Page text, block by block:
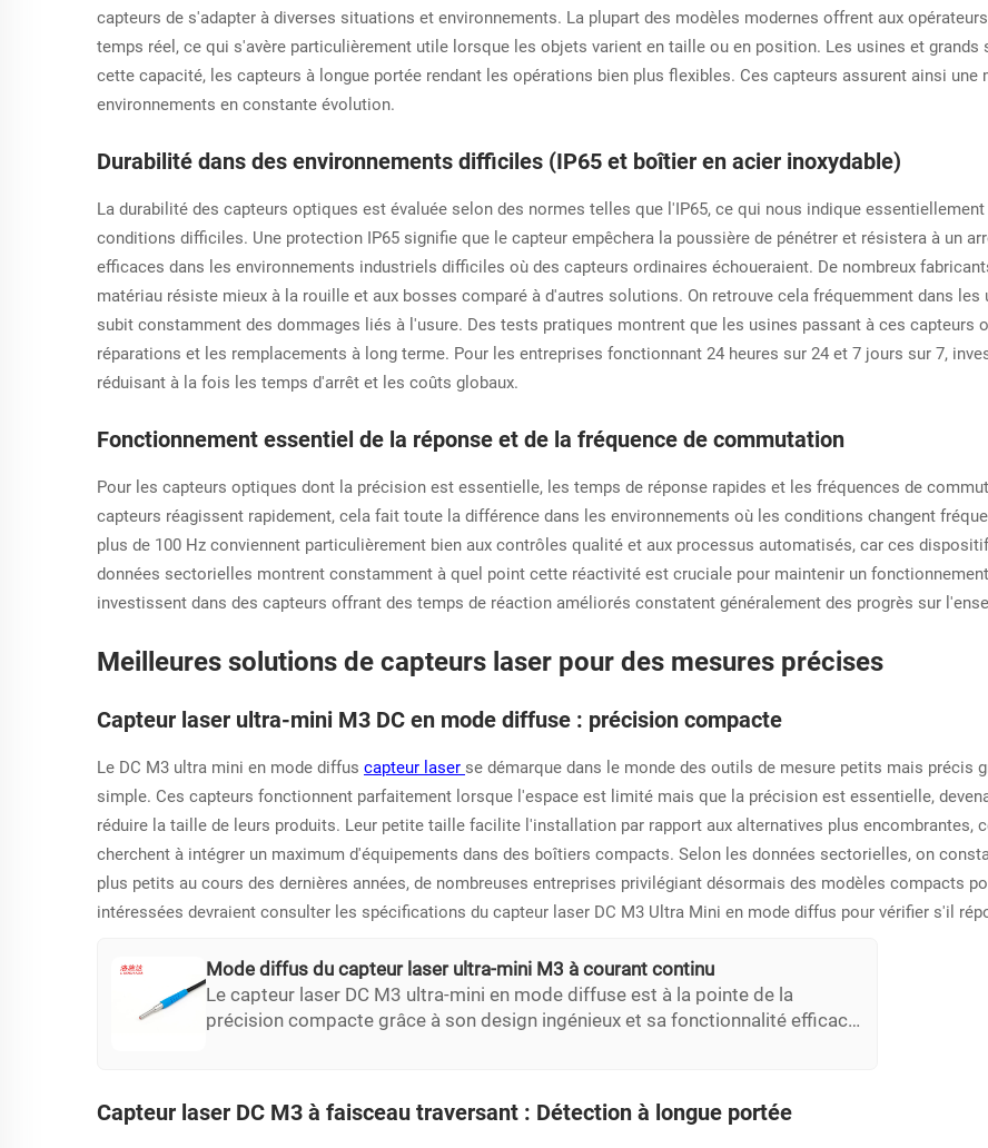
capteurs de s'adapter à diverses situations et environnements. La plupart des modèles modernes offrent aux
temps réel, ce qui s'avère particulièrement utile lorsque les objets varient en taille ou en position. Les usines et
cette capacité, les capteurs à longue portée rendant les opérations bien plus flexibles. Ces capteurs assurent ainsi
environnements en constante évolution.
Durabilité dans des environnements difficiles (IP65 et boîtier en acier inoxydable)
La durabilité des capteurs optiques est évaluée selon des normes telles que l'IP65, ce qui nous indique
conditions difficiles. Une protection IP65 signifie que le capteur empêchera la poussière de pénétrer et résistera à un
efficaces dans les environnements industriels difficiles où des capteurs ordinaires échoueraient. De nombreux
matériau résiste mieux à la rouille et aux bosses comparé à d'autres solutions. On retrouve cela fréquemment dans
subit constamment des dommages liés à l'usure. Des tests pratiques montrent que les usines passant à ces capteurs
réparations et les remplacements à long terme. Pour les entreprises fonctionnant 24 heures sur 24 et 7 jours sur 7,
réduisant à la fois les temps d'arrêt et les coûts globaux.
Fonctionnement essentiel de la réponse et de la fréquence de commutation
Pour les capteurs optiques dont la précision est essentielle, les temps de réponse rapides et les fréquences de
capteurs réagissent rapidement, cela fait toute la différence dans les environnements où les conditions changent
plus de 100 Hz conviennent particulièrement bien aux contrôles qualité et aux processus automatisés, car ces
données sectorielles montrent constamment à quel point cette réactivité est cruciale pour maintenir un
investissent dans des capteurs offrant des temps de réaction améliorés constatent généralement des progrès sur
Meilleures solutions de capteurs laser pour des mesures précises
Capteur laser ultra-mini M3 DC en mode diffuse : précision compacte
Le DC M3 ultra mini en mode diffus capteur laser se démarque dans le monde des outils de mesure petits mais précis
simple. Ces capteurs fonctionnent parfaitement lorsque l'espace est limité mais que la précision est essentielle,
réduire la taille de leurs produits. Leur petite taille facilite l'installation par rapport aux alternatives plus encombrantes,
cherchent à intégrer un maximum d'équipements dans des boîtiers compacts. Selon les données sectorielles, on
plus petits au cours des dernières années, de nombreuses entreprises privilégiant désormais des modèles compacts
intéressées devraient consulter les spécifications du capteur laser DC M3 Ultra Mini en mode diffus pour vérifier s'il
Mode diffus du capteur laser ultra-mini M3 à courant continu
Le capteur laser DC M3 ultra-mini en mode diffuse est à la pointe de la
précision compacte grâce à son design ingénieux et sa fonctionnalité efficace.
Capteur laser DC M3 à faisceau traversant : Détection à longue portée